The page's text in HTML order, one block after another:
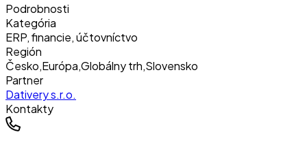
Podrobnosti
Kategória
ERP, financie, účtovníctvo
Región
Česko,Európa,Globálny trh,Slovensko
Partner
Dativery s.r.o.
Kontakty